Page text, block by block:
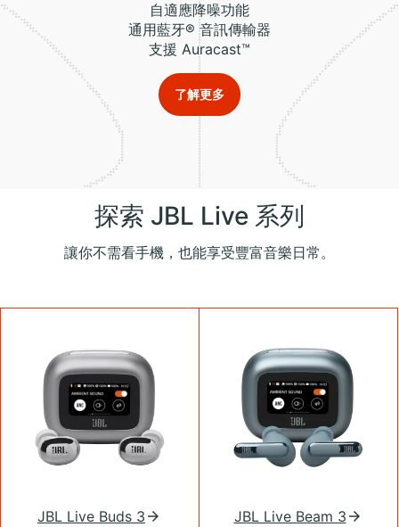
自適應降噪功能
通用藍牙® 音訊傳輸器
支援 Auracast™
了解更多
探索 JBL Live 系列
讓你不需看手機，也能享受豐富音樂日常。
JBL Live Buds 3 JBL Live Beam 3